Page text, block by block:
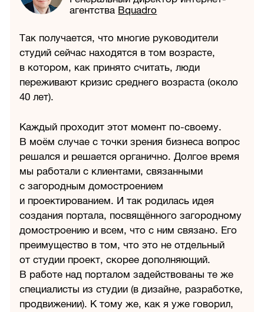
агентства Bquadro
Так получается, что многие руководители
студий сейчас находятся в том возрасте,
в котором, как принято считать, люди
переживают кризис среднего возраста (около
40 лет).
Каждый проходит этот момент по-своему.
В моём случае с точки зрения бизнеса вопрос
решался и решается органично. Долгое время
мы работали с клиентами, связанными
с загородным домостроением
и проектированием. И так родилась идея
создания портала, посвящённого загородному
домостроению и всем, что с ним связано. Его
преимущество в том, что это не отдельный
от студии проект, скорее дополняющий.
В работе над порталом задействованы те же
специалисты из студии (в дизайне, разработке,
продвижении). К тому же, как я уже говорил,